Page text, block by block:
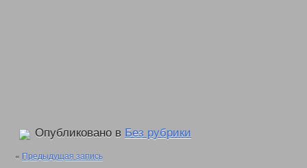
Опубликовано в Без рубрики
« Предыдущая запись